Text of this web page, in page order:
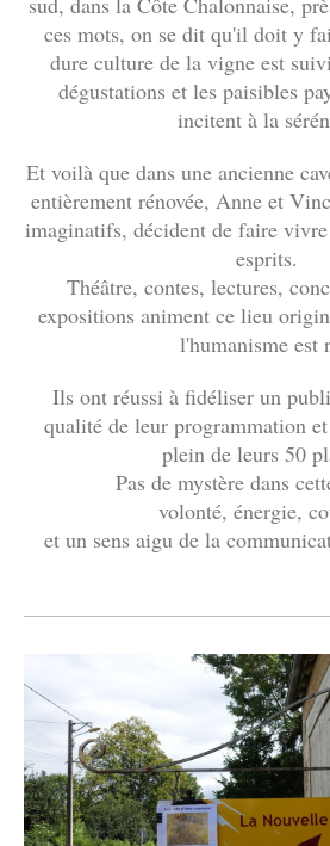
ces mots, on se dit qu'il doit y
dure culture de la vigne est
dégustations et les paisibles
incitent à la
Et voilà que dans une ancienne
entièrement rénovée, Anne et
imaginatifs, décident de faire
esprits.
Théâtre, contes, lectures,
expositions animent ce lieu
l'humanisme est
Ils ont réussi à fidéliser un
qualité de leur programmation
plein de leurs 50
Pas de mystère dans
volonté, énergie,
et un sens aigu de la